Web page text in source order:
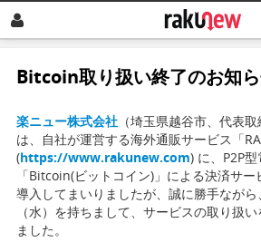
Bitcoin取り扱い終了のお知
楽ニュー株式会社 （埼玉県越谷市、代表
は、自社が運営する海外通販サービス「
(https://www.rakunew.com) に、P2P
「Bitcoin(ビットコイン)」による決済サ
導入してまいりましたが、誠に勝手なが
（水）を持ちまして、サービスの取り扱
ました。